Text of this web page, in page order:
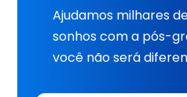
Ajudamos milhares
sonhos com a pós-
você não será